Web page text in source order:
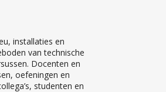
installaties en
van technische
Docenten en
oefeningen en
studenten en